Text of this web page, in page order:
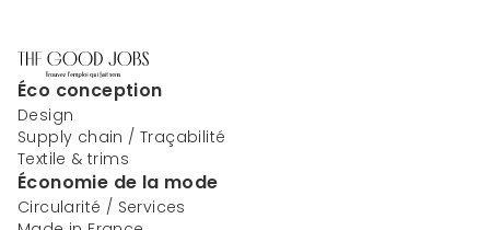
Éco conception
Design
Supply chain / Traçabilité
Textile & trims
Économie de la mode
Circularité / Services